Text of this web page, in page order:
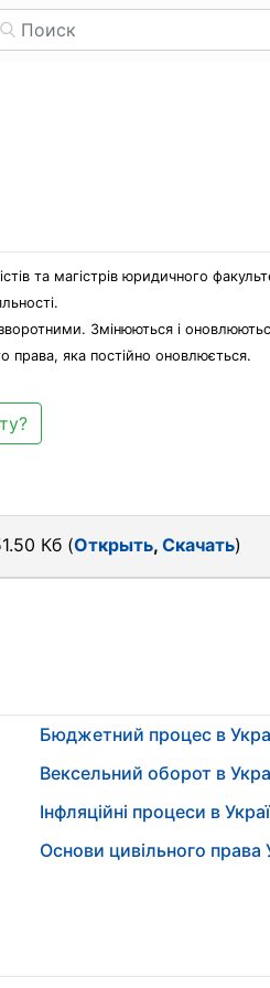
та магістрів юридичного
Змінюються і
права, яка постійно оновлюється.
Кб (Открыть, Скачать)
Бюджетний процес в
Вексельний оборот в
Інфляційні процеси в
Основи цивільного права